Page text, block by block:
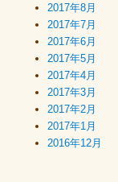
2017年8月
2017年7月
2017年6月
2017年5月
2017年4月
2017年3月
2017年2月
2017年1月
2016年12月